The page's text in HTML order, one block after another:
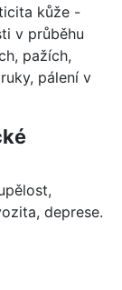
kůže -
v průběhu
pažích,
pálení v
deprese.